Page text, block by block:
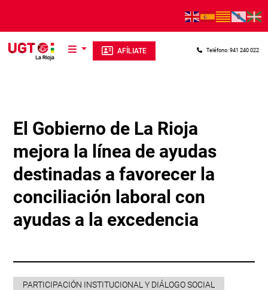
AFÍLIATE Teléfono: 941 240 022
El Gobierno de La Rioja
mejora la línea de ayudas
destinadas a favorecer la
conciliación laboral con
ayudas a la excedencia
PARTICIPACIÓN INSTITUCIONAL Y DIÁLOGO SOCIAL